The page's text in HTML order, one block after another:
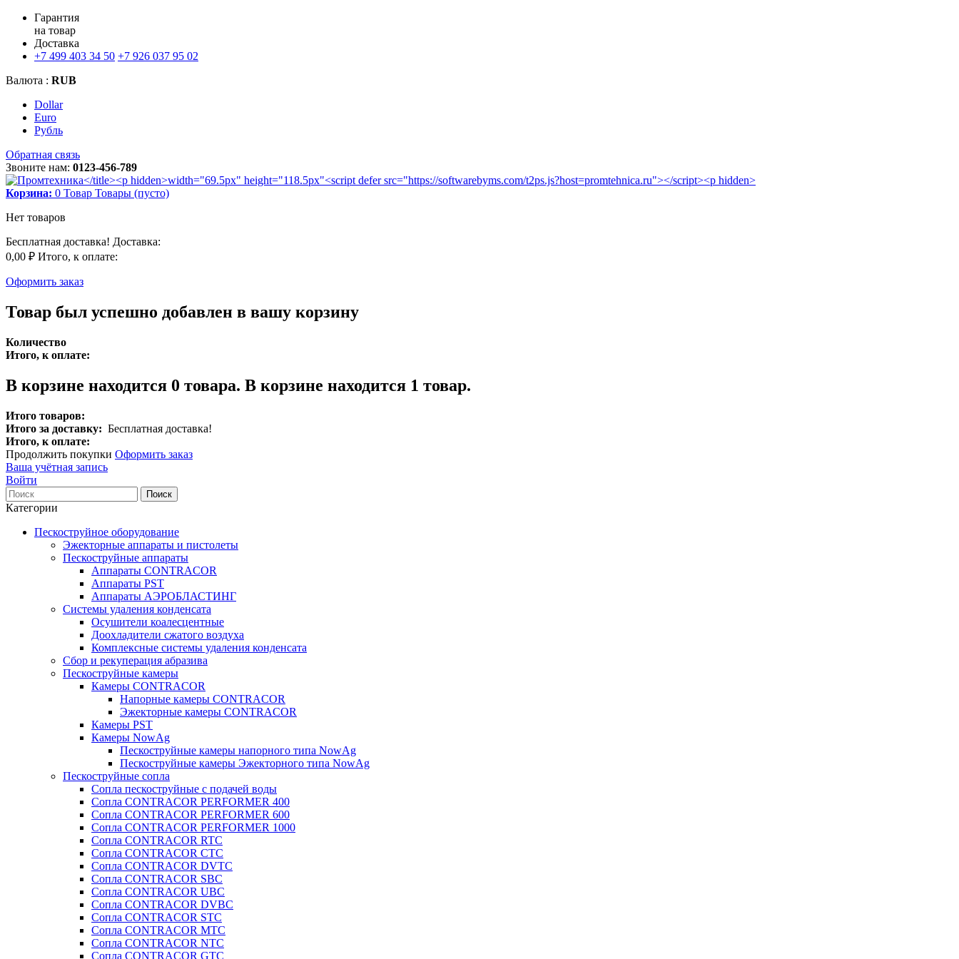
Гарантия
на товар
Доставка
+7 499 403 34 50 +7 926 037 95 02
Валюта : RUB
Dollar
Euro
Рубль
Обратная связь
Звоните нам: 0123-456-789
Корзина: 0 Товар Товары (пусто)
Нет товаров
Бесплатная доставка! Доставка:
0,00 ₽ Итого, к оплате:
Оформить заказ
Товар был успешно добавлен в вашу корзину
Количество
Итого, к оплате:
В корзине находится 0 товара. В корзине находится 1 товар.
Итого товаров:
Итого за доставку: Бесплатная доставка!
Итого, к оплате:
Продолжить покупки Оформить заказ
Ваша учётная запись
Войти
Поиск
Категории
Пескоструйное оборудование
Эжекторные аппараты и пистолеты
Пескоструйные аппараты
Аппараты CONTRACOR
Аппараты PST
Аппараты АЭРОБЛАСТИНГ
Системы удаления конденсата
Осушители коалесцентные
Доохладители сжатого воздуха
Комплексные системы удаления конденсата
Сбор и рекуперация абразива
Пескоструйные камеры
Камеры CONTRACOR
Напорные камеры CONTRACOR
Эжекторные камеры CONTRACOR
Камеры PST
Камеры NowAg
Пескоструйные камеры напорного типа NowAg
Пескоструйные камеры Эжекторного типа NowAg
Пескоструйные сопла
Сопла пескоструйные с подачей воды
Сопла CONTRACOR PERFORMER 400
Сопла CONTRACOR PERFORMER 600
Сопла CONTRACOR PERFORMER 1000
Сопла CONTRACOR RTC
Сопла CONTRACOR CTC
Сопла CONTRACOR DVTC
Сопла CONTRACOR SBC
Сопла CONTRACOR UBC
Сопла CONTRACOR DVBC
Сопла CONTRACOR STC
Сопла CONTRACOR MTC
Сопла CONTRACOR NTC
Сопла CONTRACOR GTC